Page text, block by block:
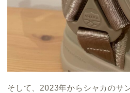
そして、2023年からシャカのサ